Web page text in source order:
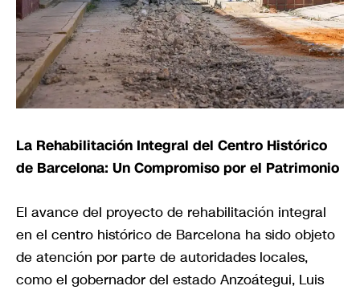
La Rehabilitación Integral del Centro Histórico
de Barcelona: Un Compromiso por el Patrimonio
El avance del proyecto de rehabilitación integral
en el centro histórico de Barcelona ha sido objeto
de atención por parte de autoridades locales,
como el gobernador del estado Anzoátegui, Luis